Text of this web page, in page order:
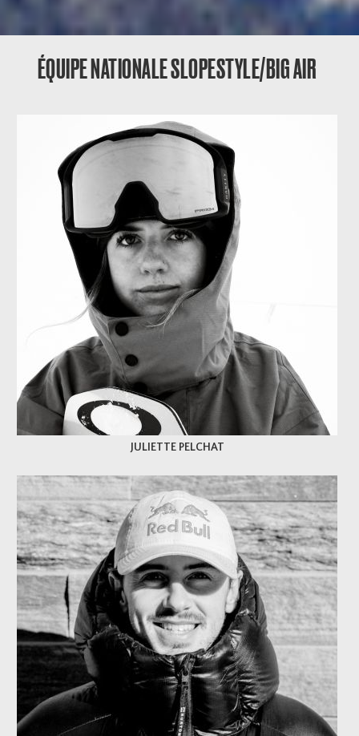
ÉQUIPE NATIONALE SLOPESTYLE/BIG AIR
JULIETTE PELCHAT